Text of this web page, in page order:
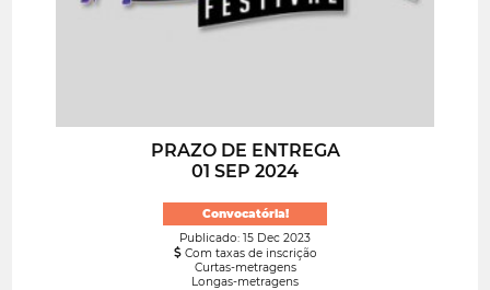
PRAZO DE ENTREGA
01 SEP 2024
Convocatória!
Publicado: 15 Dec 2023
Com taxas de inscrição
Curtas-metragens
Longas-metragens